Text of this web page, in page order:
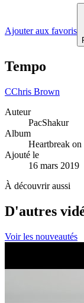
Ajouter aux favoris
Tempo
CChris Brown
Auteur
PacShakur
Album
Heartbreak
Ajouté le
16 mars 2019
À découvrir aussi
D'autres
Voir les nouveautés